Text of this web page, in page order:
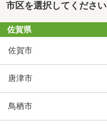
市区を選択してください
佐賀県
佐賀市
唐津市
鳥栖市